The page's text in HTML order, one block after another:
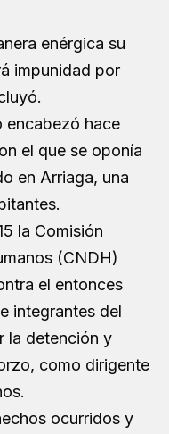
enérgica su
impunidad por
encabezó hace
el que se oponía
en Arriaga, una
la Comisión
(CNDH)
el entonces
integrantes del
la detención y
como dirigente
ocurridos y